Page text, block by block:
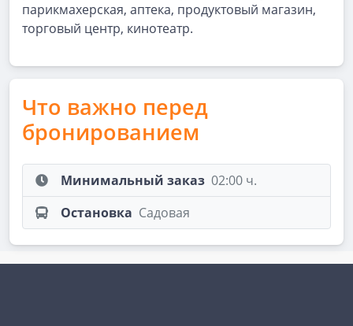
парикмахерская, аптека, продуктовый магазин,
торговый центр, кинотеатр.
Что важно перед
бронированием
Минимальный заказ 02:00 ч.
Остановка Садовая